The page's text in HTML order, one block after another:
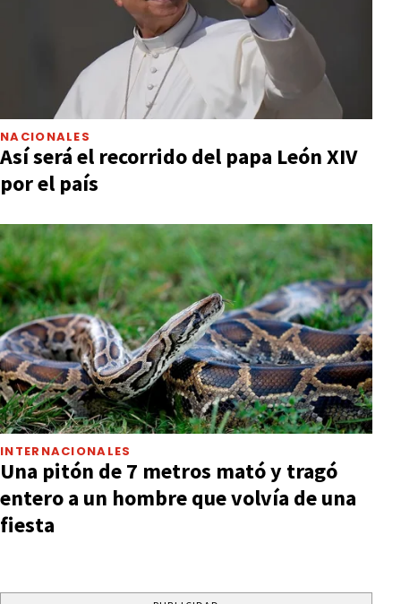
NACIONALES
Así será el recorrido del papa León XIV
por el país
INTERNACIONALES
Una pitón de 7 metros mató y tragó
entero a un hombre que volvía de una
fiesta